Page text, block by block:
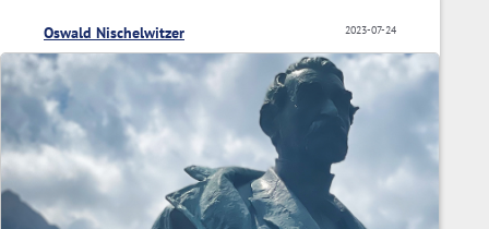
2023-07-24
Oswald Nischelwitzer